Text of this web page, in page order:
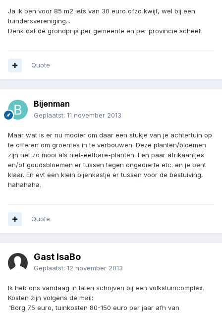
Ja ik ben voor 85 m2 iets van 30 euro ofzo kwijt, wel bij een
tuindersvereniging...
Denk dat de grondprijs per gemeente en per provincie scheelt
Quote
Bijenman
Geplaatst: 11 november 2013
Maar wat is er nu mooier om daar een stukje van je achtertuin op
te offeren om groentes in te verbouwen. Deze planten/bloemen
zijn net zo mooi als niet-eetbare-planten. Een paar afrikaantjes
en/of goudsbloemen er tussen tegen ongedierte etc. en je bent
klaar. En evt een klein bijenkastje er tussen voor de bestuiving,
hahahaha.
Quote
Gast IsaBo
Geplaatst: 12 november 2013
Ik heb ons vandaag in laten schrijven bij een volkstuincomplex.
Kosten zijn volgens de mail:
"Borg 75 euro, tuinkosten 80-150 euro per jaar afh van